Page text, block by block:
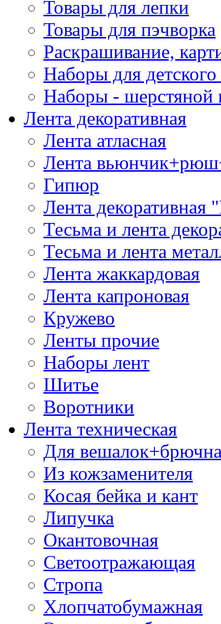
Товары для лепки
Товары для пэчворка
Раскрашивание,
Наборы для
Наборы - шерстяной
Лента декоративная
Лента атласная
Лента
Гипюр
Лента декоративная
Тесьма и лента
Тесьма и лента
Лента жаккардовая
Лента капроновая
Кружево
Ленты прочие
Наборы лент
Шитье
Воротники
Лента техническая
Для
Из кожзаменителя
Косая бейка и кант
Липучка
Окантовочная
Светоотражающая
Стропа
Хлопчатобумажная